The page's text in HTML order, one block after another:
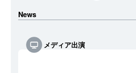
News
メディア出演